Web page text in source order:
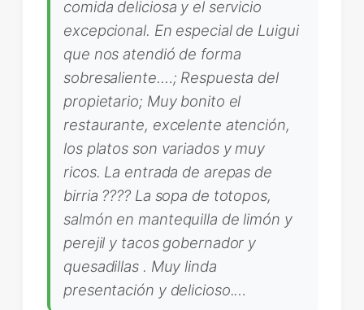
comida deliciosa y el servicio
excepcional. En especial de Luigui
que nos atendió de forma
sobresaliente.…; Respuesta del
propietario; Muy bonito el
restaurante, excelente atención,
los platos son variados y muy
ricos. La entrada de arepas de
birria ???? La sopa de totopos,
salmón en mantequilla de limón y
perejil y tacos gobernador y
quesadillas . Muy linda
presentación y delicioso.…